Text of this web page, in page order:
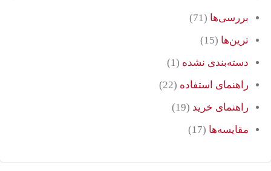
بررسی‌ها (71)
ترین‌ها (15)
دسته‌بندی نشده (1)
راهنمای استفاده (22)
راهنمای خرید (19)
مقایسه‌ها (17)